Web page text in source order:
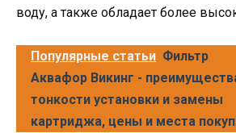
воду, а также обладает более
Популярные статьи Фильтр
Аквафор Викинг -
тонкости установки и замены
картриджа, цены и места